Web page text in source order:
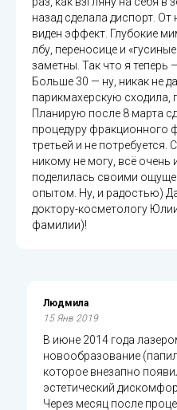
назад сделала диспорт.
виден эффект. Глубокие
лбу, переносице и
заметны. Так что я теперь
Больше 30 — ну, никак не
парикмахерскую сходила,
Планирую после 8 марта
процедуру
третьей и не потребуется.
никому не могу, всё очень
поделилась своими
опытом. Ну, и радостью)
доктору-косметологу
фамилии)!
Людмила
15 Янв 2019
В июне 2014 года
новообразование
которое внезапно
эстетический
Через месяц после